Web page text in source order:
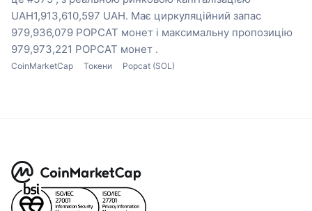
UAH1,913,610,597 UAH. Має циркуляційний запас
979,936,079 POPCAT монет і максимальну пропозицію
979,973,221 POPCAT монет .
CoinMarketCap Токени Popcat (SOL)